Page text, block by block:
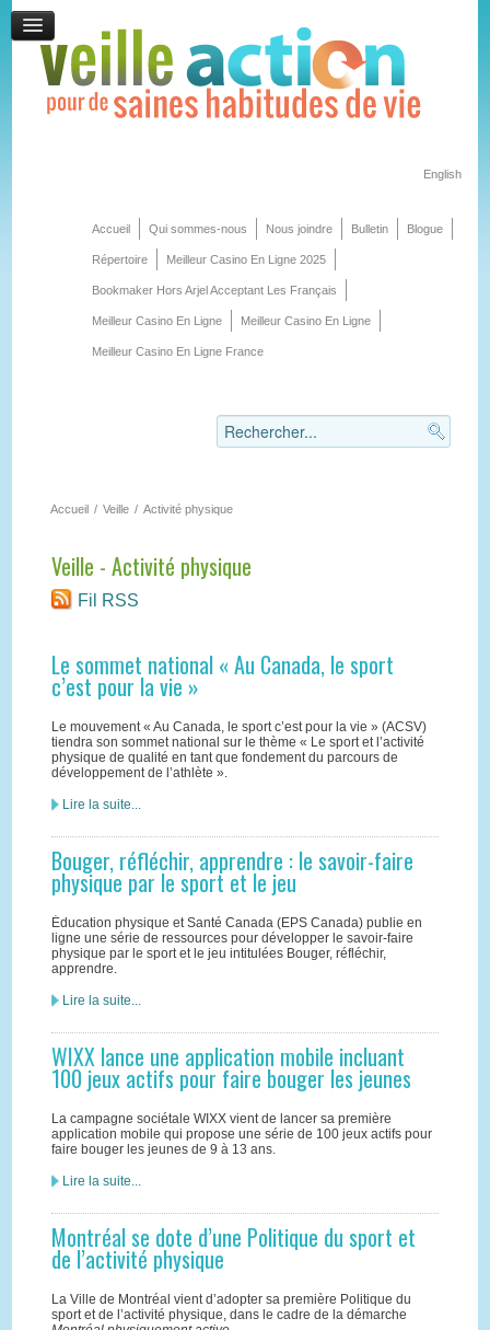
English
Accueil Qui sommes-nous Nous joindre Bulletin Blogue
Répertoire Meilleur Casino En Ligne 2025
Bookmaker Hors Arjel Acceptant Les Français
Meilleur Casino En Ligne Meilleur Casino En Ligne
Meilleur Casino En Ligne France
Accueil / Veille / Activité physique
Veille - Activité physique
Fil RSS
Le sommet national « Au Canada, le sport
c’est pour la vie »
Le mouvement « Au Canada, le sport c’est pour la vie » (ACSV)
tiendra son sommet national sur le thème « Le sport et l’activité
physique de qualité en tant que fondement du parcours de
développement de l’athlète ».
Lire la suite...
Bouger, réfléchir, apprendre : le savoir-faire
physique par le sport et le jeu
Éducation physique et Santé Canada (EPS Canada) publie en
ligne une série de ressources pour développer le savoir-faire
physique par le sport et le jeu intitulées Bouger, réfléchir,
apprendre.
Lire la suite...
WIXX lance une application mobile incluant
100 jeux actifs pour faire bouger les jeunes
La campagne sociétale WIXX vient de lancer sa première
application mobile qui propose une série de 100 jeux actifs pour
faire bouger les jeunes de 9 à 13 ans.
Lire la suite...
Montréal se dote d’une Politique du sport et
de l’activité physique
La Ville de Montréal vient d’adopter sa première Politique du
sport et de l’activité physique, dans le cadre de la démarche